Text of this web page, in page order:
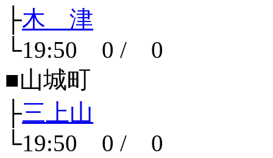
├木 津
└19:50 0 / 0
■山城町
├三上山
└19:50 0 / 0